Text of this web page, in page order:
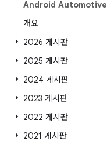
Android Automotive
개요
2026 게시판
2025 게시판
2024 게시판
2023 게시판
2022 게시판
2021 게시판